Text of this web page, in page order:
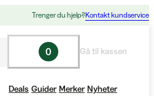
Trenger du hjelp?Kontakt kundservice
0 Gå til kassen
Deals Guider Merker Nyheter